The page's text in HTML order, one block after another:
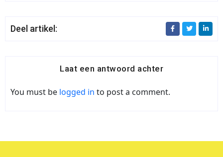
Deel artikel:
Laat een antwoord achter
You must be logged in to post a comment.